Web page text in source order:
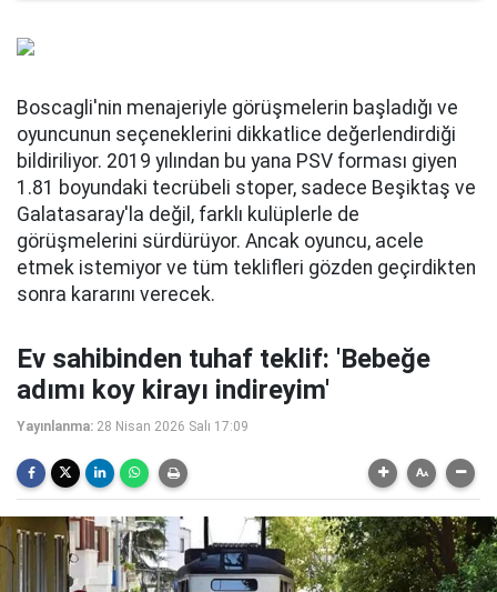
Boscagli'nin menajeriyle görüşmelerin başladığı ve
oyuncunun seçeneklerini dikkatlice değerlendirdiği
bildiriliyor. 2019 yılından bu yana PSV forması giyen
1.81 boyundaki tecrübeli stoper, sadece Beşiktaş ve
Galatasaray'la değil, farklı kulüplerle de
görüşmelerini sürdürüyor. Ancak oyuncu, acele
etmek istemiyor ve tüm teklifleri gözden geçirdikten
sonra kararını verecek.
Ev sahibinden tuhaf teklif: 'Bebeğe
adımı koy kirayı indireyim'
Yayınlanma: 28 Nisan 2026 Salı 17:09